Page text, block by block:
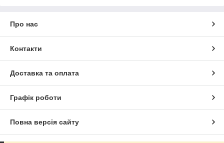
Про нас
Контакти
Доставка та оплата
Графік роботи
Повна версія сайту